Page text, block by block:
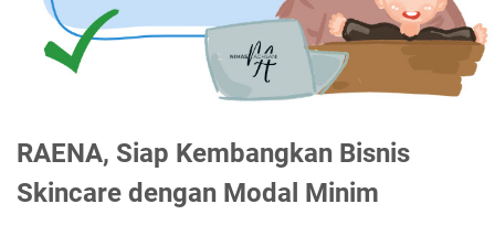
RAENA, Siap Kembangkan Bisnis
Skincare dengan Modal Minim